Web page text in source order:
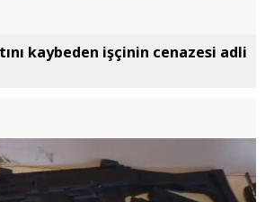
kaybeden işçinin cenazesi adli